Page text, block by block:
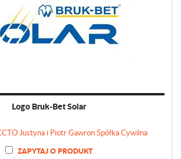
Logo Bruk-Bet Solar
Justyna i Piotr Gawron Spółka Cywilna
ZAPYTAJ O PRODUKT